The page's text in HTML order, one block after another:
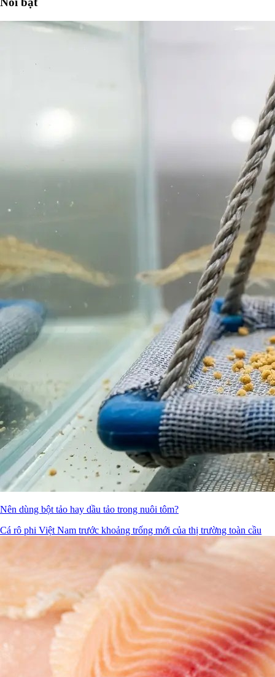
Nên dùng bột tảo hay dầu tảo trong nuôi tôm?
Cá rô phi Việt Nam trước khoảng trống mới của thị trường toàn cầu